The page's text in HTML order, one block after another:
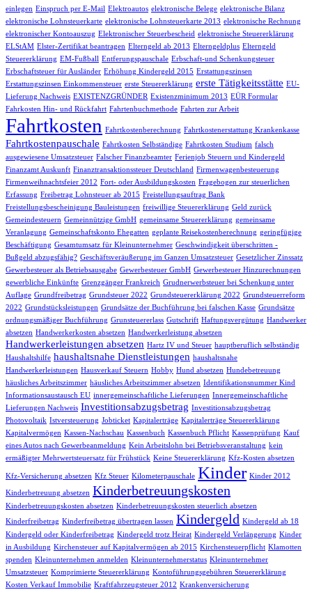
einlegen Einspruch per E-Mail Elektroautos elektronische Belege elektronische Bilanz
elektronische Lohnsteuerkarte elektronische Lohnsteuerkarte 2013 elektronische Rechnung
elektronischer Kontoauszug Elektronischer Steuerbescheid elektronische Steuererklärung
ELStAM Elster-Zertifikat beantragen Elterngeld ab 2013 Elterngeldplus Elterngeld
Steuererklärung EM-Fußball Entferungspauschale Erbschaft-und Schenkungsteuer
Erbschaftsteuer für Ausländer Erhöhung Kindergeld 2015 Erstattungszinsen
Erstattungszinsen Einkommensteuer erste Steuererklärung erste Tätigkeitsstätte EU-
Lieferung Nachweis EXISTENZGRÜNDER Existenzminimum 2013 EÜR Formular
Fahrkosten Hin- und Rückfahrt Fahrtenbuchmethode Fahrten zur Arbeit
Fahrtkosten Fahrtkostenberechnung Fahrtkostenerstattung Krankenkasse
Fahrtkostenpauschale Fahrtkosten Selbständige Fahrtkosten Studium falsch
ausgewiesene Umsatzsteuer Falscher Finanzbeamter Ferienjob Steuern und Kindergeld
Finanzamt Auskunft Finanztransaktionssteuer Deutschland Firmenwagenbesteuerung
Firmenweihnachtsfeier 2012 Fort- oder Ausbildungskosten Fragebogen zur steuerlichen
Erfassung Freibetrag Lohnsteuer ab 2015 Freistellungsauftrag Bank
Freistellungsbescheinigung Bauleistungen freiwillige Steuererklärung Geld zurück
Gemeindesteuern Gemeinnützige GmbH gemeinsame Steuererklärung gemeinsame
Veranlagung Gemeinschaftskonto Ehegatten geplante Reisekostenberechnung geringfügige
Beschäftigung Gesamtumsatz für Kleinunternehmer Geschwindigkeit überschritten -
Bußgeld abzugsfähig? Geschäftsveräußerung im Ganzen Umsatzsteuer Gesetzlicher Zinssatz
Gewerbesteuer als Betriebsausgabe Gewerbesteuer GmbH Gewerbesteuer Hinzurechnungen
gewerbliche Einkünfte Grenzgänger Frankreich Grudnerwerbsteuer bei Schenkung unter
Auflage Grundfreibetrag Grundsteuer 2022 Grundsteuererklärung 2022 Grundsteuerreform
2022 Grundstücksleistungen Grundsätze der Buchführung bei falschen Kasse Grundsätze
ordnungsmäßiger Buchführung Grunsteuererlass Gutschrift Haftungsvergütung Handwerker
absetzen Handwerkerkosten absetzen Handwerkerleistung absetzen
Handwerkerleistungen absetzen Hartz IV und Steuer hauptberuflich selbständig
Haushaltshilfe haushaltsnahe Dienstleistungen haushaltsnahe
Handwerkerleistungen Hausverkauf Steuern Hobby Hund absetzen Hundebetreuung
häusliches Arbeitszimmer häusliches Arbeitszimmer absetzen Identifikationsnummer Kind
Informationsaustausch EU innergemeinschaftliche Lieferungen Innergemeinschaftliche
Lieferungen Nachweis Investitionsabzugsbetrag Investitionsabzugsbetrag
Photovoltaik Istversteuerung Jobticket Kapitalerträge Kapitalerträge Steuererklärung
Kapitalvermögen Kassen-Nachschau Kassenbuch Kassenbuch Pflicht Kassenprüfung Kauf
eines Autos nach Gewerbeanmeldung Kein Arbeitslohn bei Betriebsveranstaltung kein
ermäßigter Mehrwertsteuersatz für Frühstück Keine Steuererklärung Kfz-Kosten absetzen
Kfz-Versicherung absetzen Kfz Steuer Kilometerpauschale Kinder Kinder 2012
Kinderbetreuung absetzen Kinderbetreuungskosten
Kinderbetreuungskosten absetzen Kinderbetreuungskosten steuerlich absetzen
Kinderfreibetrag Kinderfreibetrag übertragen lassen Kindergeld Kindergeld ab 18
Kindergeld oder Kinderfreibetrag Kindergeld trotz Heirat Kindergeld Verlängerung Kinder
in Ausbildung Kirchensteuer auf Kapitalvermögen ab 2015 Kirchensteuerpflicht Klamotten
spenden Kleinunternehmen anmelden Kleinunternehmerstatus Kleinunternehmer
Umsatzsteuer Komprimierte Steuererklärung Kontoführungsgebühren Steuererklärung
Kosten Verkauf Immobilie Kraftfahrzeugsteuer 2012 Krankenversicherung